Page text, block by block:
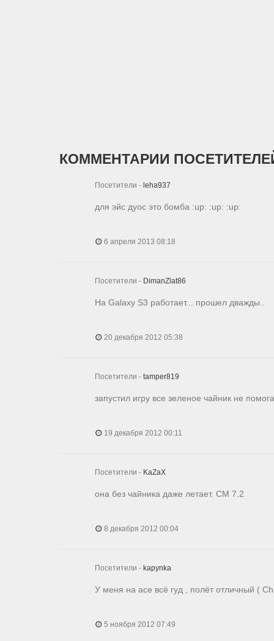
КОММЕНТАРИИ
Посетители - leha937
для эйс дуос это бомба :up: :up: :up:
6 апреля 2013 08:18
Посетители - DimanZlat86
На Galaxy S3 работает... прошел дважды..
20 декабря 2012 05:38
Посетители - tamper819
запустил игру все зеленое чайник не
19 декабря 2012 00:11
Посетители - KaZaX
она без чайника даже летает. CM 7.2
8 декабря 2012 00:04
Посетители - kapynka
У меня на асе всё гуд , полёт отличный (
5 ноября 2012 07:49